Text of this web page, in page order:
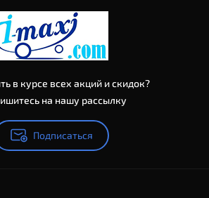
в курсе всех акций и скидок?
на нашу рассылку
Подписаться